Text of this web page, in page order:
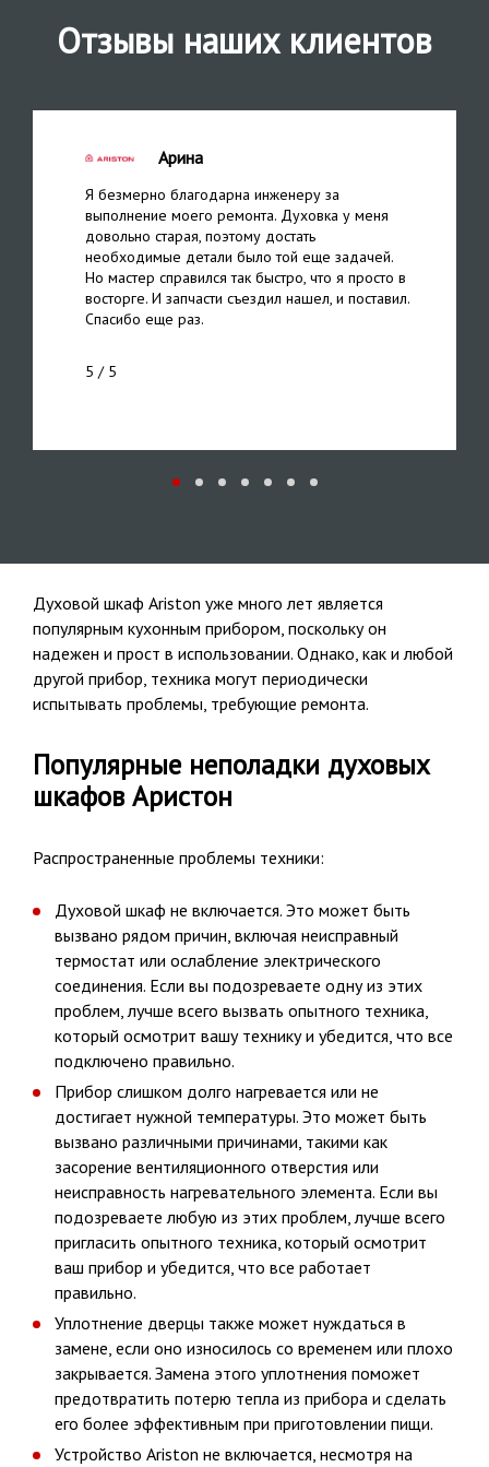
Отзывы наших клиентов
Арина
Я безмерно благодарна инженеру за
выполнение моего ремонта. Духовка у меня
довольно старая, поэтому достать
необходимые детали было той еще задачей.
Но мастер справился так быстро, что я просто в
восторге. И запчасти съездил нашел, и поставил.
Спасибо еще раз.
5 / 5
Духовой шкаф Ariston уже много лет является
популярным кухонным прибором, поскольку он
надежен и прост в использовании. Однако, как и любой
другой прибор, техника могут периодически
испытывать проблемы, требующие ремонта.
Популярные неполадки духовых
шкафов Аристон
Распространенные проблемы техники:
Духовой шкаф не включается. Это может быть
вызвано рядом причин, включая неисправный
термостат или ослабление электрического
соединения. Если вы подозреваете одну из этих
проблем, лучше всего вызвать опытного техника,
который осмотрит вашу технику и убедится, что все
подключено правильно.
Прибор слишком долго нагревается или не
достигает нужной температуры. Это может быть
вызвано различными причинами, такими как
засорение вентиляционного отверстия или
неисправность нагревательного элемента. Если вы
подозреваете любую из этих проблем, лучше всего
пригласить опытного техника, который осмотрит
ваш прибор и убедится, что все работает
правильно.
Уплотнение дверцы также может нуждаться в
замене, если оно износилось со временем или плохо
закрывается. Замена этого уплотнения поможет
предотвратить потерю тепла из прибора и сделать
его более эффективным при приготовлении пищи.
Устройство Ariston не включается, несмотря на